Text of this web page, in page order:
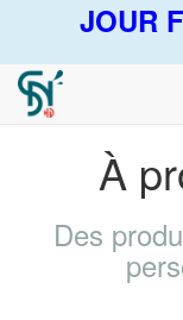
JOUR
À
Des